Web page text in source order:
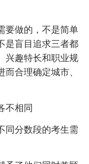
要做的，不是简单
是盲目追求三者都
兴趣特长和职业规
合理确定城市、
不相同
同分数段的考生需